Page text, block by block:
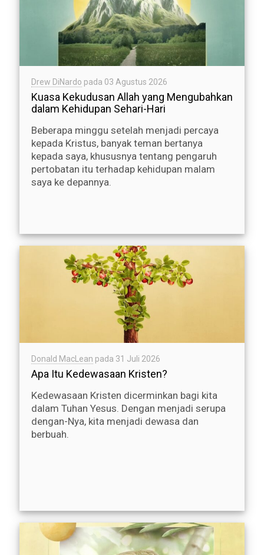
Drew DiNardo pada 03 Agustus 2026
Kuasa Kekudusan Allah yang Mengubahkan
dalam Kehidupan Sehari-Hari
Beberapa minggu setelah menjadi percaya
kepada Kristus, banyak teman bertanya
kepada saya, khususnya tentang pengaruh
pertobatan itu terhadap kehidupan malam
saya ke depannya.
Donald MacLean pada 31 Juli 2026
Apa Itu Kedewasaan Kristen?
Kedewasaan Kristen dicerminkan bagi kita
dalam Tuhan Yesus. Dengan menjadi serupa
dengan-Nya, kita menjadi dewasa dan
berbuah.